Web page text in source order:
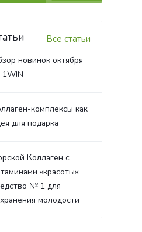
Все статьи
новинок октября
1WIN
комплексы как
для подарка
Коллаген с
«красоты»:
№ 1 для
молодости